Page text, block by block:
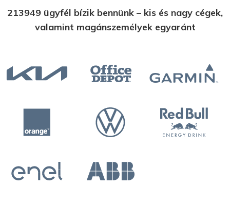
213949 ügyfél bízik bennünk – kis és nagy cégek,
valamint magánszemélyek egyaránt